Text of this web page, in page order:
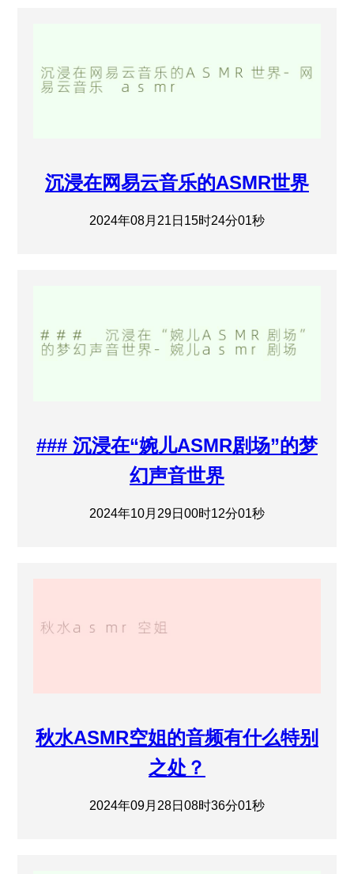
沉浸在网易云音乐的ASMR世界
2024年08月21日15时24分01秒
### 沉浸在“婉儿ASMR剧场”的梦
幻声音世界
2024年10月29日00时12分01秒
秋水ASMR空姐的音频有什么特别
之处？
2024年09月28日08时36分01秒